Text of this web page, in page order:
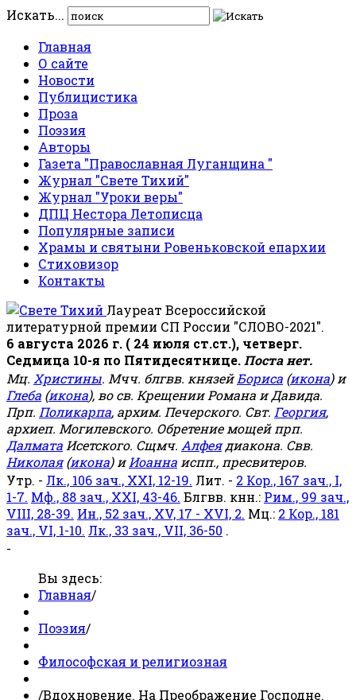
Искать...
Главная
О сайте
Новости
Публицистика
Проза
Поэзия
Авторы
Газета "Православная Луганщина "
Журнал "Свете Тихий"
Журнал "Уроки веры"
ДПЦ Нестора Летописца
Популярные записи
Храмы и святыни Ровеньковской епархии
Стиховизор
Контакты
Лауреат Всероссийской
литературной премии СП России "СЛОВО-2021".
6 августа 2026 г. ( 24 июля ст.ст.), четверг.
Седмица 10-я по Пятидесятнице. Поста нет.
Мц. Христины. Мчч. блгвв. князейБориса (икона) и
Глеба (икона), во св. Крещении Романа и Давида.
Прп. Поликарпа, архим. Печерского. Свт. Георгия,
архиеп. Могилевского. Обретение мощей прп.
Далмата Исетского. Сщмч. Алфеядиакона. Свв.
Николая(икона) иИоанна испп., пресвитеров.
Утр. - Лк., 106 зач., XXI, 12-19. Лит. - 2 Кор., 167 зач., I,
1-7. Мф., 88 зач., XXI, 43-46. Блгвв. кнн.: Рим., 99 зач.,
VIII, 28-39. Ин., 52 зач., XV, 17 - XVI, 2. Мц.: 2 Кор., 181
зач., VI, 1-10. Лк., 33 зач., VII, 36-50 .
-
Вы здесь:
Главная/
Поэзия/
Философская и религиозная
/Вдохновение. На Преображение Господне.